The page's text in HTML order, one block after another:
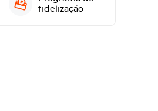
fidelização